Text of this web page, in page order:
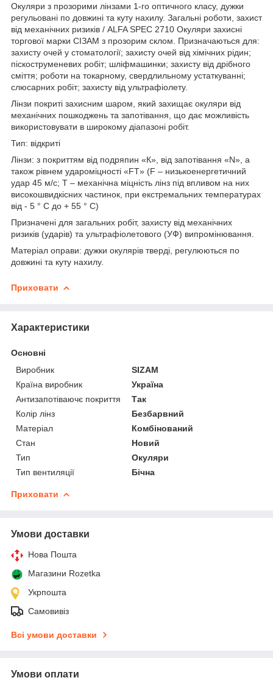
Окуляри з прозорими лінзами 1-го оптичного класу, дужки
регульовані по довжині та куту нахилу. Загальні роботи, захист
від механічних ризиків / ALFA SPEC 2710 Окуляри захисні
торгової марки СІЗАМ з прозорим склом. Призначаються для:
захисту очей у стоматології; захисту очей від хімічних рідин;
піскоструменевих робіт; шліфмашинки; захисту від дрібного
сміття; роботи на токарному, свердлильному устаткуванні;
слюсарних робіт; захисту від ультрафіолету.
Лінзи покриті захисним шаром, який захищає окуляри від
механічних пошкоджень та запотівання, що дає можливість
використовувати в широкому діапазоні робіт.
Тип: відкриті
Лінзи: з покриттям від подряпин «К», від запотівання «N», а
також рівнем удароміцності «FT» (F – низькоенергетичний
удар 45 м/с; T – механічна міцність лінз під впливом на них
високошвидкісних частинок, при екстремальних температурах
від - 5 ° C до + 55 ° C)
Призначені для загальних робіт, захисту від механічних
ризиків (ударів) та ультрафіолетового (УФ) випромінювання.
Матеріал оправи: дужки окулярів тверді, регулюються по
довжині та куту нахилу.
Приховати
Характеристики
Основні
Виробник
SIZAM
Країна виробник
Україна
Антизапотіваючє покриття
Так
Колір лінз
Безбарвний
Матеріал
Комбінований
Стан
Новий
Тип
Окуляри
Тип вентиляції
Бічна
Приховати
Умови доставки
Нова Пошта
Магазини Rozetka
Укрпошта
Самовивіз
Всі умови доставки
Умови оплати